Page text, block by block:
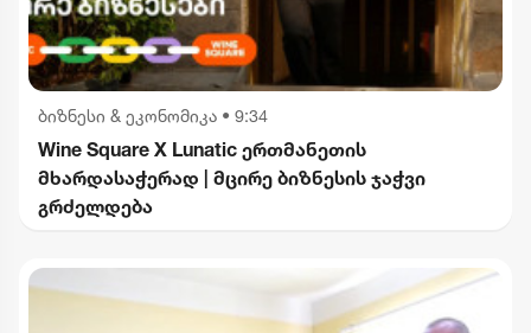
ბიზნესი & ეკონომიკა • 9:34
Wine Square X Lunatic ერთმანეთის
მხარდასაჭერად | მცირე ბიზნესის ჯაჭვი
გრძელდება